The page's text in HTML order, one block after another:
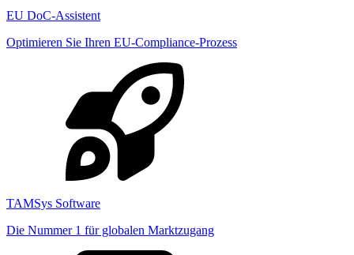
EU DoC-Assistent
Optimieren Sie Ihren EU-Compliance-Prozess
TAMSys Software
Die Nummer 1 für globalen Marktzugang